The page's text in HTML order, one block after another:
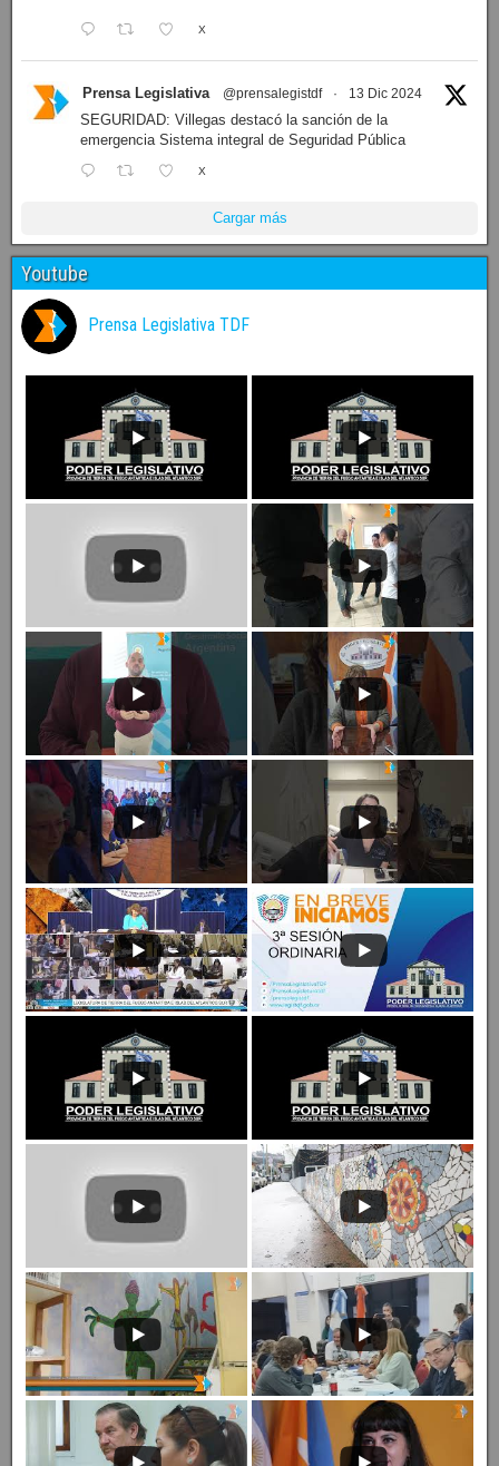
X
Prensa Legislativa @prensalegistdf · 13 Dic 2024
SEGURIDAD: Villegas destacó la sanción de la
emergencia Sistema integral de Seguridad Pública
X
Cargar más
Youtube
Prensa Legislativa TDF